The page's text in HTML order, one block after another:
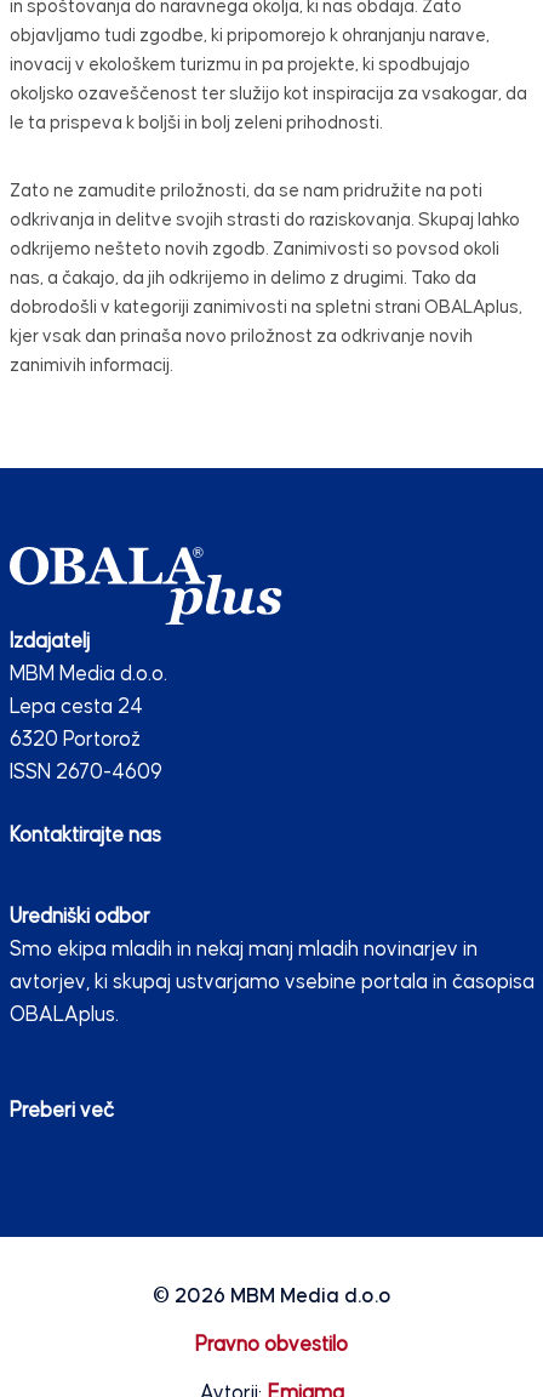
in spoštovanja do naravnega okolja, ki nas obdaja. Zato
objavljamo tudi zgodbe, ki pripomorejo k ohranjanju narave,
inovacij v ekološkem turizmu in pa projekte, ki spodbujajo
okoljsko ozaveščenost ter služijo kot inspiracija za vsakogar, da
le ta prispeva k boljši in bolj zeleni prihodnosti.
Zato ne zamudite priložnosti, da se nam pridružite na poti
odkrivanja in delitve svojih strasti do raziskovanja. Skupaj lahko
odkrijemo nešteto novih zgodb. Zanimivosti so povsod okoli
nas, a čakajo, da jih odkrijemo in delimo z drugimi. Tako da
dobrodošli v kategoriji zanimivosti na spletni strani OBALAplus,
kjer vsak dan prinaša novo priložnost za odkrivanje novih
zanimivih informacij.
Izdajatelj
MBM Media d.o.o.
Lepa cesta 24
6320 Portorož
ISSN 2670-4609
Kontaktirajte nas
Uredniški odbor
Smo ekipa mladih in nekaj manj mladih novinarjev in
avtorjev, ki skupaj ustvarjamo vsebine portala in časopisa
OBALAplus.
Preberi več
© 2026 MBM Media d.o.o
Pravno obvestilo